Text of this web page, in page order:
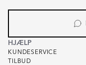
HJÆLP
KUNDESERVICE
TILBUD